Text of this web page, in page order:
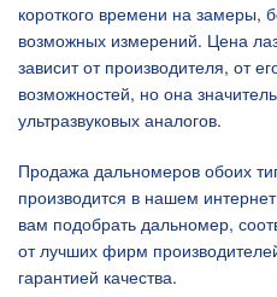
короткого времени на замеры,
возможных измерений. Цена
зависит от производителя, от
возможностей, но она
ультразвуковых аналогов.
Продажа дальномеров обоих
производится в нашем
вам подобрать дальномер,
от лучших фирм
гарантией качества.